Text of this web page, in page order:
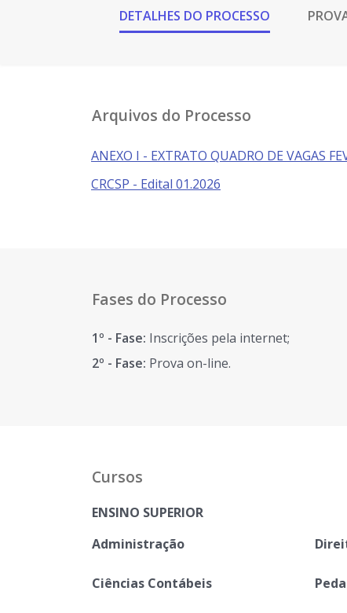
DETALHES DO PROCESSO
Arquivos do Processo
ANEXO I - EXTRATO QUADRO DE VAGAS
CRCSP - Edital 01.2026
Fases do Processo
1º - Fase: Inscrições pela internet;
2º - Fase: Prova on-line.
Cursos
ENSINO SUPERIOR
Administração
Ciências Contábeis